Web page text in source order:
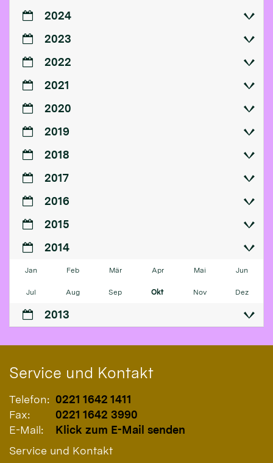
2024
2023
2022
2021
2020
2019
2018
2017
2016
2015
2014
Jan Feb Mär Apr Mai Jun
Jul Aug Sep Okt Nov Dez
2013
Service und Kontakt
Telefon: 0221 1642 1411
Fax:
0221 1642 3990
E-Mail:
Klick zum E-Mail senden
Service und Kontakt